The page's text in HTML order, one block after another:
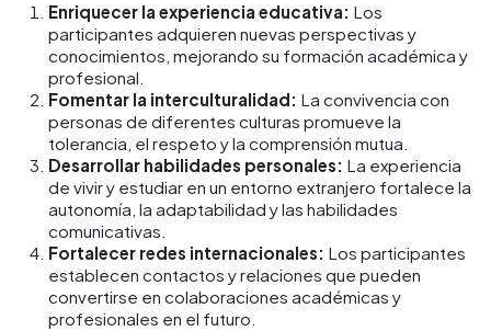
Enriquecer la experiencia educativa: Los
participantes adquieren nuevas perspectivas y
conocimientos, mejorando su formación académica y
profesional.
Fomentar la interculturalidad: La convivencia con
personas de diferentes culturas promueve la
tolerancia, el respeto y la comprensión mutua.
Desarrollar habilidades personales: La experiencia
de vivir y estudiar en un entorno extranjero fortalece la
autonomía, la adaptabilidad y las habilidades
comunicativas.
Fortalecer redes internacionales: Los participantes
establecen contactos y relaciones que pueden
convertirse en colaboraciones académicas y
profesionales en el futuro.